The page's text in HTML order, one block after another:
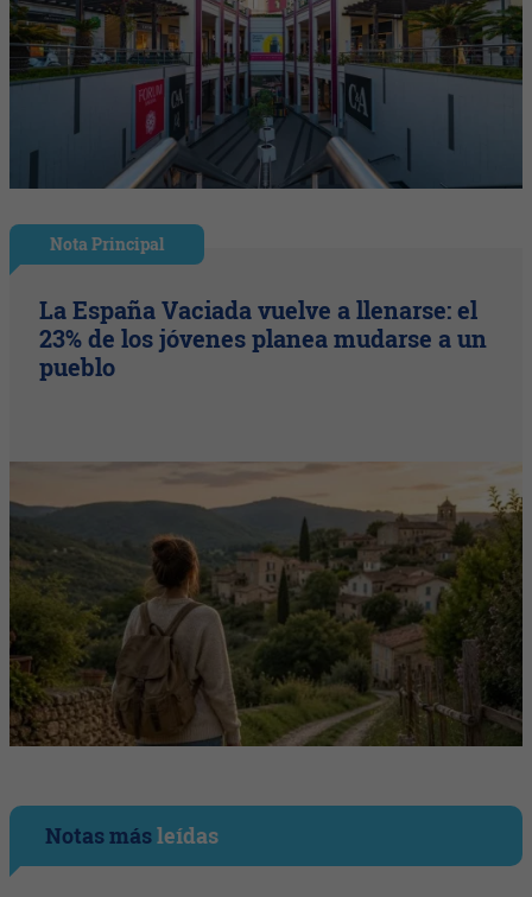
Nota Principal
La España Vaciada vuelve a llenarse: el
23% de los jóvenes planea mudarse a un
pueblo
Notas másleídas